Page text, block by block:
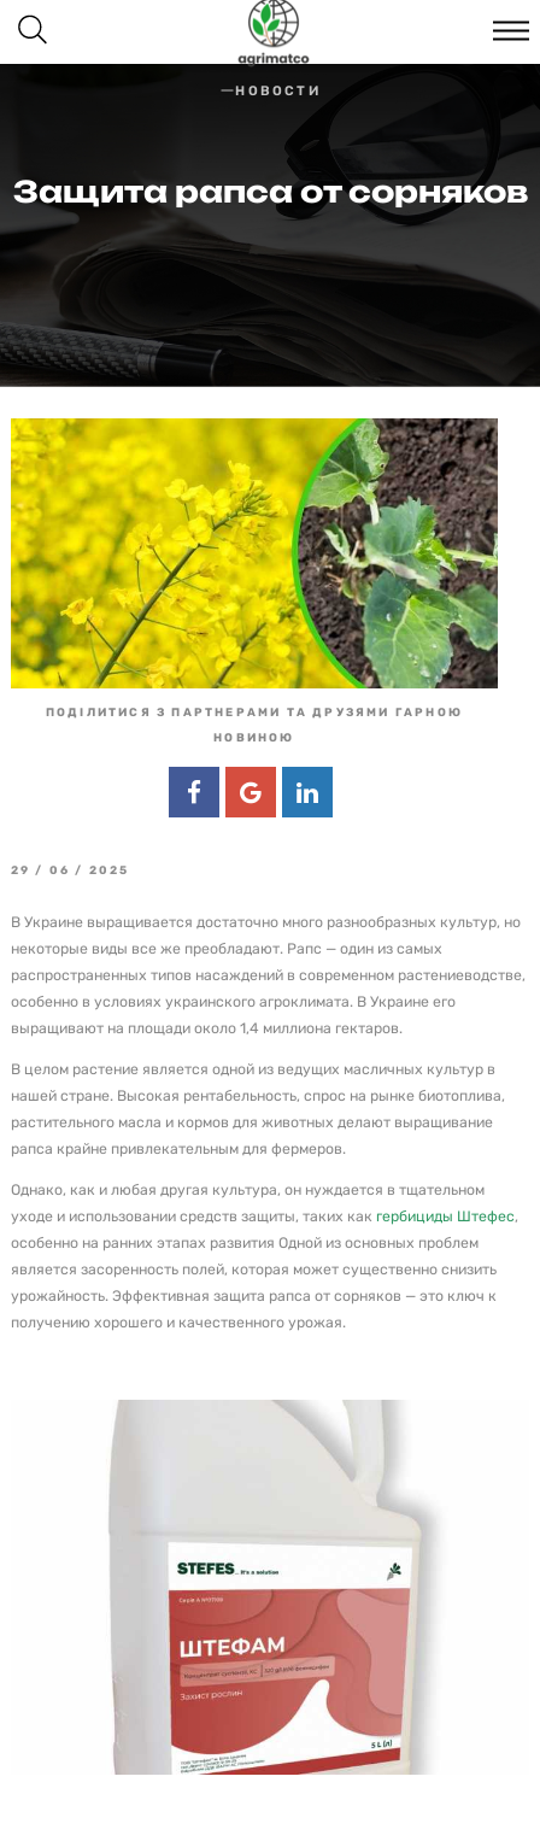
НОВОСТИ
Защита рапса от сорняков
ПОДІЛИТИСЯ З ПАРТНЕРАМИ ТА ДРУЗЯМИ ГАРНОЮ
НОВИНОЮ
29 / 06 / 2025
В Украине выращивается достаточно много разнообразных культур, но
некоторые виды все же преобладают. Рапс — один из самых
распространенных типов насаждений в современном растениеводстве,
особенно в условиях украинского агроклимата. В Украине его
выращивают на площади около 1,4 миллиона гектаров.
В целом растение является одной из ведущих масличных культур в
нашей стране. Высокая рентабельность, спрос на рынке биотоплива,
растительного масла и кормов для животных делают выращивание
рапса крайне привлекательным для фермеров.
Однако, как и любая другая культура, он нуждается в тщательном
уходе и использовании средств защиты, таких как гербициды Штефес,
особенно на ранних этапах развития Одной из основных проблем
является засоренность полей, которая может существенно снизить
урожайность. Эффективная защита рапса от сорняков — это ключ к
получению хорошего и качественного урожая.